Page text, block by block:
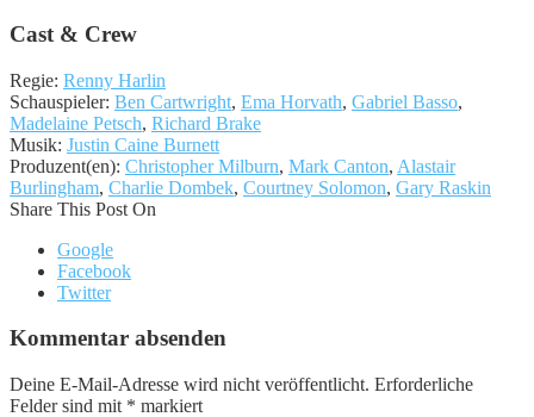
Cast & Crew
Regie: Renny Harlin
Schauspieler: Ben Cartwright, Ema Horvath, Gabriel Basso,
Madelaine Petsch, Richard Brake
Musik: Justin Caine Burnett
Produzent(en): Christopher Milburn, Mark Canton, Alastair
Burlingham, Charlie Dombek, Courtney Solomon, Gary Raskin
Share This Post On
Google
Facebook
Twitter
Kommentar absenden
Deine E-Mail-Adresse wird nicht veröffentlicht. Erforderliche
Felder sind mit * markiert